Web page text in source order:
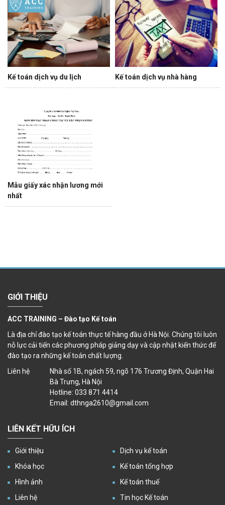
Kế toán dịch vụ du lịch Kế toán dịch vụ nhà hàng
Mẫu giấy xác nhận lương mới
nhất
GIỚI THIỆU
ACC TRAINING – Đào tạo Kế toán
Là địa chỉ đào tạo kế toán thực tế hàng đầu ở Hà Nội. Chúng tôi luôn
nỗ lực cải tiến các phương pháp giảng dạy và cập nhật kiến thức để
đào tạo ra những kế toán chất lượng.
Liên hệ
Nhà số 1B, ngách 59, ngõ 176 Trương Định, Quận Hai
Bà Trưng, Hà Nội
Hotline: 033 871 4414
Email: dthnga2610@gmail.com
LIÊN KẾT HỮU ÍCH
Giới thiệu
Dịch vụ kế toán
Khóa học
Kế toán tổng hợp
Hình ảnh
Kế toán thuế
Liên hệ
Tin học Kế toán